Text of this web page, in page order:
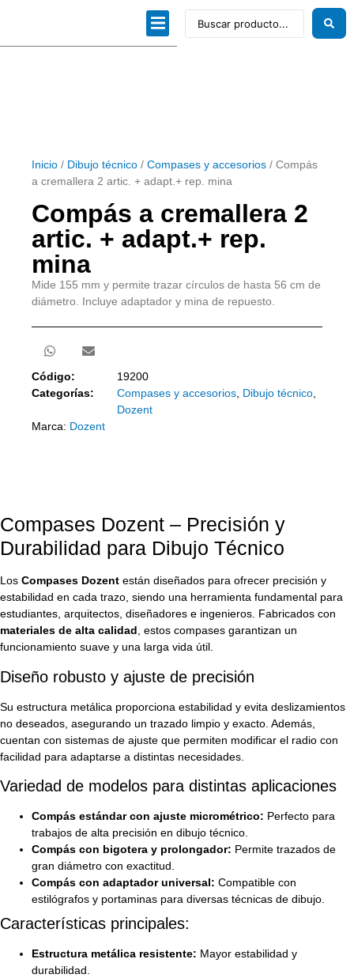
Inicio / Dibujo técnico / Compases y accesorios / Compás
a cremallera 2 artic. + adapt.+ rep. mina
Compás a cremallera 2
artic. + adapt.+ rep.
mina
Mide 155 mm y permite trazar círculos de hasta 56 cm de
diámetro. Incluye adaptador y mina de repuesto.
Código:
19200
Categorías:
Compases y accesorios, Dibujo técnico,
Dozent
Marca: Dozent
Compases Dozent – Precisión y
Durabilidad para Dibujo Técnico
Los Compases Dozent están diseñados para ofrecer precisión y
estabilidad en cada trazo, siendo una herramienta fundamental para
estudiantes, arquitectos, diseñadores e ingenieros. Fabricados con
materiales de alta calidad, estos compases garantizan un
funcionamiento suave y una larga vida útil.
Diseño robusto y ajuste de precisión
Su estructura metálica proporciona estabilidad y evita deslizamientos
no deseados, asegurando un trazado limpio y exacto. Además,
cuentan con sistemas de ajuste que permiten modificar el radio con
facilidad para adaptarse a distintas necesidades.
Variedad de modelos para distintas aplicaciones
Compás estándar con ajuste micrométrico: Perfecto para
trabajos de alta precisión en dibujo técnico.
Compás con bigotera y prolongador: Permite trazados de
gran diámetro con exactitud.
Compás con adaptador universal: Compatible con
estilógrafos y portaminas para diversas técnicas de dibujo.
Características principales:
Estructura metálica resistente: Mayor estabilidad y
durabilidad.